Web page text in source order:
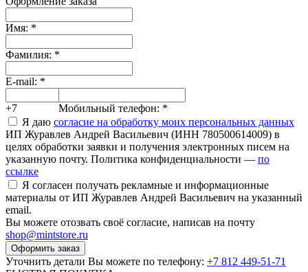
Имя: *
Фамилия: *
E-mail: *
+7 Мобильный телефон: *
Я даю согласие на обработку моих персональных данных
ИП Журавлев Андрей Васильевич (ИНН 780500614009) в
целях обработки заявки и получения электронных писем на
указанную почту. Политика конфиденциальности — по
ссылке
Я согласен получать рекламные и информационные
материалы от ИП Журавлев Андрей Васильевич на указанный
email.
Вы можете отозвать своё согласие, написав на почту
shop@mintstore.ru
Оформить заказ
Уточнить детали Вы можете по телефону: +7 812 449-51-71